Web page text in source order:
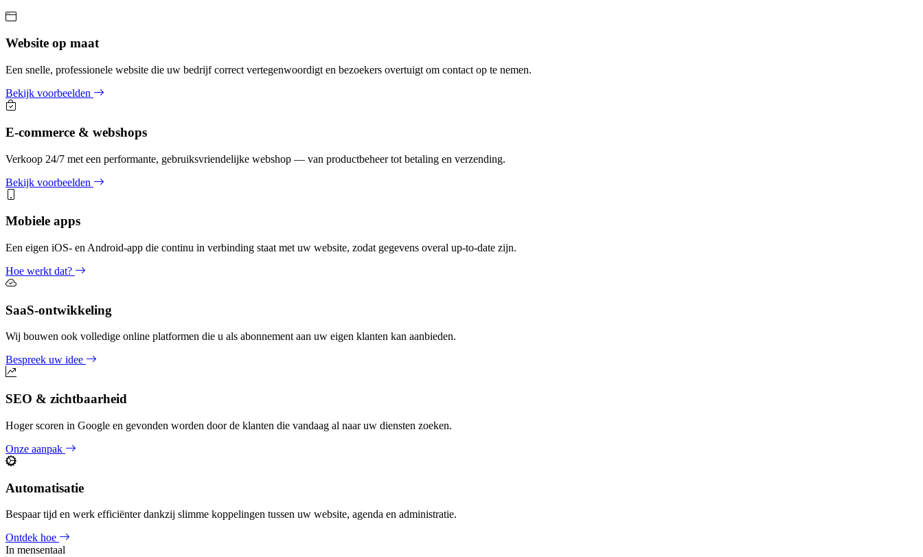
Website op maat
Een snelle, professionele website die uw bedrijf correct vertegenwoordigt en bezoekers overtuigt om contact op te nemen.
Bekijk voorbeelden
E-commerce & webshops
Verkoop 24/7 met een performante, gebruiksvriendelijke webshop — van productbeheer tot betaling en verzending.
Bekijk voorbeelden
Mobiele apps
Een eigen iOS- en Android-app die continu in verbinding staat met uw website, zodat gegevens overal up-to-date zijn.
Hoe werkt dat?
SaaS-ontwikkeling
Wij bouwen ook volledige online platformen die u als abonnement aan uw eigen klanten kan aanbieden.
Bespreek uw idee
SEO & zichtbaarheid
Hoger scoren in Google en gevonden worden door de klanten die vandaag al naar uw diensten zoeken.
Onze aanpak
Automatisatie
Bespaar tijd en werk efficiënter dankzij slimme koppelingen tussen uw website, agenda en administratie.
Ontdek hoe
In mensentaal